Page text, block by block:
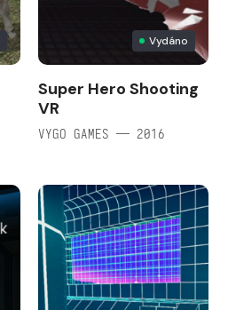
Vydáno
Super Hero Shooting
VR
VYGO GAMES — 2016